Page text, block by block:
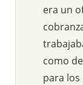
era un
como
para los